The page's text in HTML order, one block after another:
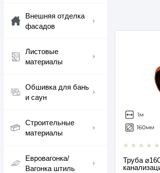
Внешняя отделка
фасадов
Листовые
материалы
Обшивка для бань
и саун
Строительные
материалы
Евровагонка/
Вагонка штиль
Труба